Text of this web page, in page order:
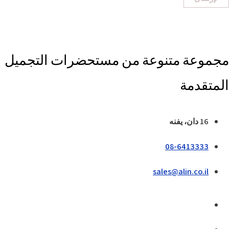
مجموعة متنوعة من مستحضرات التجميل
المتقدمة
16 دان، يفنه
08-6413333
sales@alin.co.il